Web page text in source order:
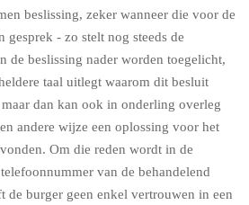
beslissing, zeker wanneer die voor de
gesprek - zo stelt nog steeds de
de beslissing nader worden toegelicht,
taal uitlegt waarom dit besluit
dan kan ook in onderling overleg
andere wijze een oplossing voor het
Om die reden wordt in de
van de behandelend
de burger geen enkel vertrouwen in een